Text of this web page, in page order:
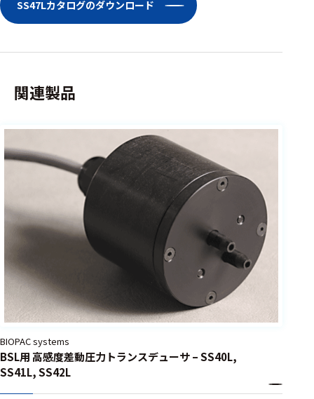
ェア
機器
握力計
ータ
アイトラ
ッキング
プローブ
計測機器
リアする
698
件
SS47Lカタログのダウンロード
関連製品
BIOPAC systems
BSL用 高感度差動圧力トランスデューサ – SS40L,
SS41L, SS42L